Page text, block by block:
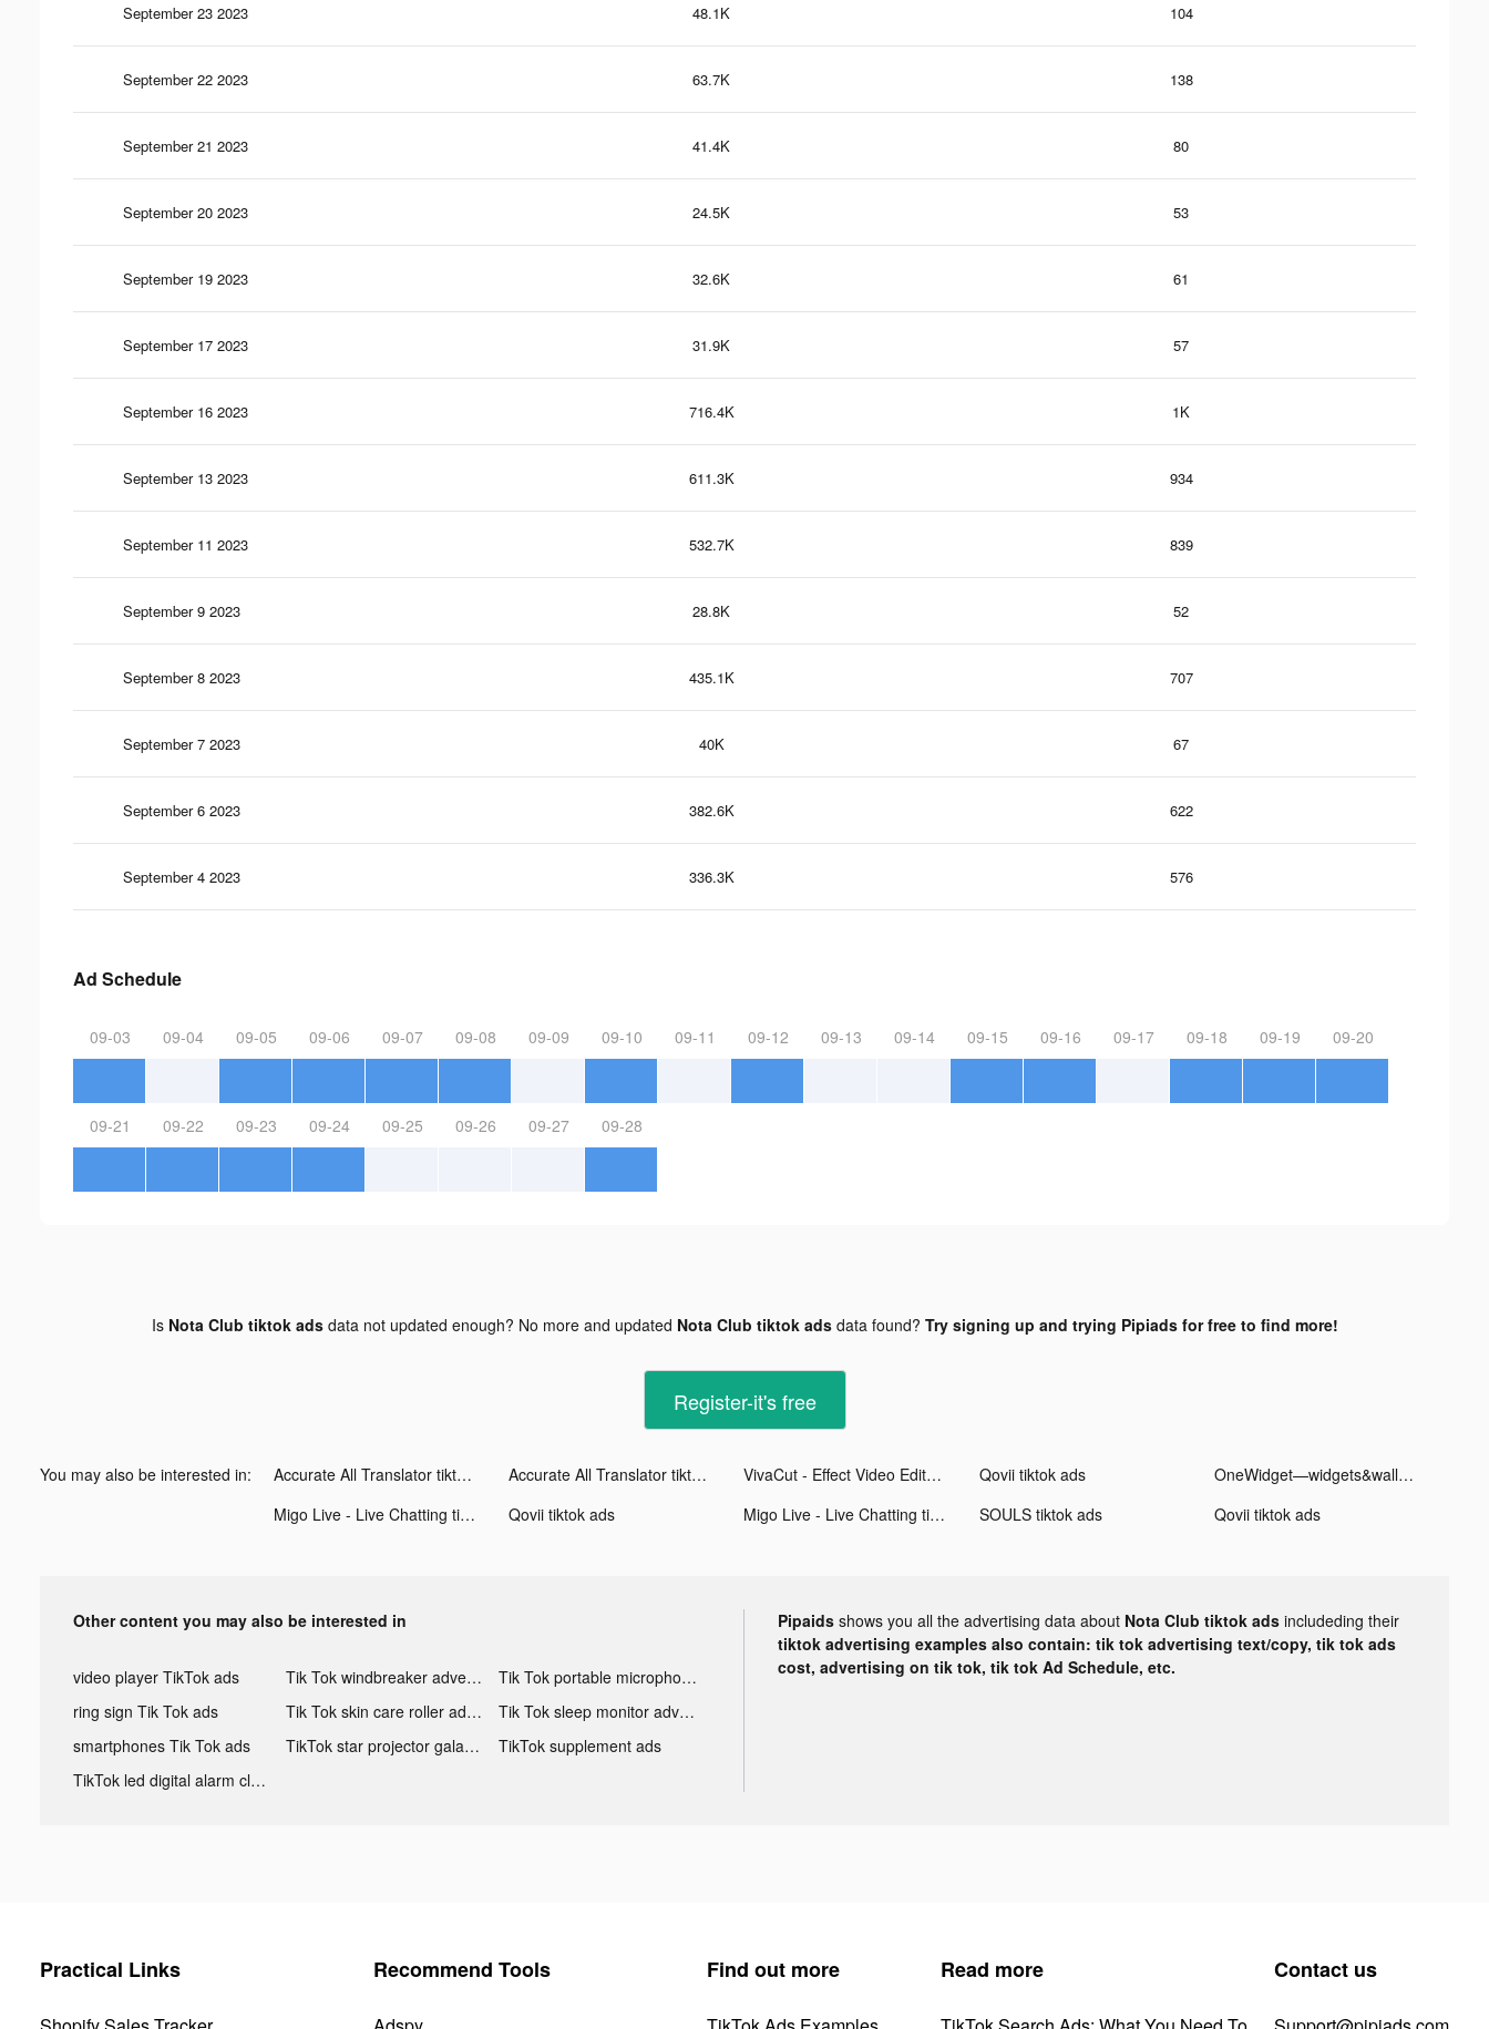
September 23 2023 48.1K 104
September 22 2023 63.7K 138
September 21 2023 41.4K 80
September 20 2023 24.5K 53
September 19 2023 32.6K 61
September 17 2023 31.9K 57
September 16 2023 716.4K 1K
September 13 2023 611.3K 934
September 11 2023 532.7K 839
September 9 2023 28.8K 52
September 8 2023 435.1K 707
September 7 2023 40K 67
September 6 2023 382.6K 622
September 4 2023 336.3K 576
Ad Schedule
09-03 09-04 09-05 09-06 09-07 09-08 09-09 09-10 09-11 09-12 09-13 09-14 09-15 09-16 09-17 09-18 09-19 09-20
09-21 09-22 09-23 09-24 09-25 09-26 09-27 09-28
Is Nota Club tiktok adsdata not updated enough? No more and updated Nota Club tiktok adsdata found? Try signing up and trying Pipiads for free to find more!
Register-it's free
You may also be interested in: Accurate All Translator tiktok ads Accurate All Translator tiktok ads VivaCut - Effect Video Editor tiktok ads Qovii tiktok ads
OneWidget—widgets&wallpaper tiktok ads
Migo Live - Live Chatting tiktok ads
Qovii tiktok ads Migo Live - Live Chatting tiktok ads SOULS tiktok ads Qovii tiktok ads
Other content you may also be interested in
video player TikTok ads Tik Tok windbreaker advertising
Tik Tok portable microphone advertising
ring sign Tik Tok ads
Tik Tok skin care roller advertising
Tik Tok sleep monitor advertising
smartphones Tik Tok ads
TikTok star projector galaxy night light bluetooth ads
TikTok supplement ads
TikTok led digital alarm clock ads
Pipaids shows you all the advertising data about Nota Club tiktok ads includeding their
tiktok advertising examples also contain: tik tok advertising text/copy, tik tok ads
cost, advertising on tik tok, tik tok Ad Schedule, etc.
Practical Links Recommend Tools Find out more Read more Contact us